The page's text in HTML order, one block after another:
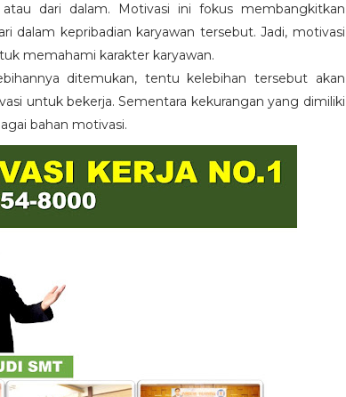
dari dalam. Motivasi ini fokus membangkitkan
dalam kepribadian karyawan tersebut. Jadi, motivasi
memahami karakter karyawan.
ditemukan, tentu kelebihan tersebut akan
untuk bekerja. Sementara kekurangan yang dimiliki
bahan motivasi.